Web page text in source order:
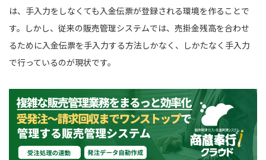
は、手入力をしなくても入金伝票が登録される環境を作ることで
す。しかし、従来の販売管理システムでは、売掛金残高を合わせ
るために入金伝票を手入力する方法しかなく、しかたなく手入力
で行っているのが現状です。